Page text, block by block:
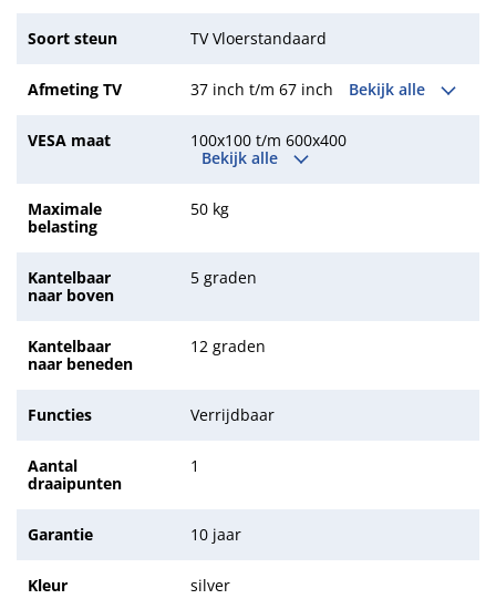
Soort steun TV Vloerstandaard
Afmeting TV 37 inch t/m 67 inch Bekijk alle
VESA maat
100x100 t/m 600x400
Bekijk alle
Maximale
belasting
50 kg
Kantelbaar
naar boven
5 graden
Kantelbaar
naar beneden
12 graden
Functies Verrijdbaar
Aantal
draaipunten
1
Garantie 10 jaar
Kleur silver